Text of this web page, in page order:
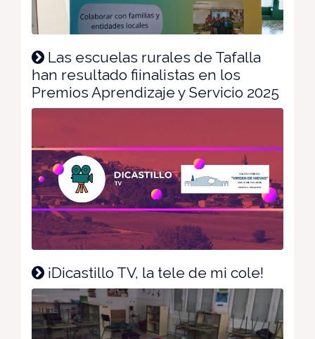
Las escuelas rurales de Tafalla
han resultado fiinalistas en los
Premios Aprendizaje y Servicio 2025
¡Dicastillo TV, la tele de mi cole!